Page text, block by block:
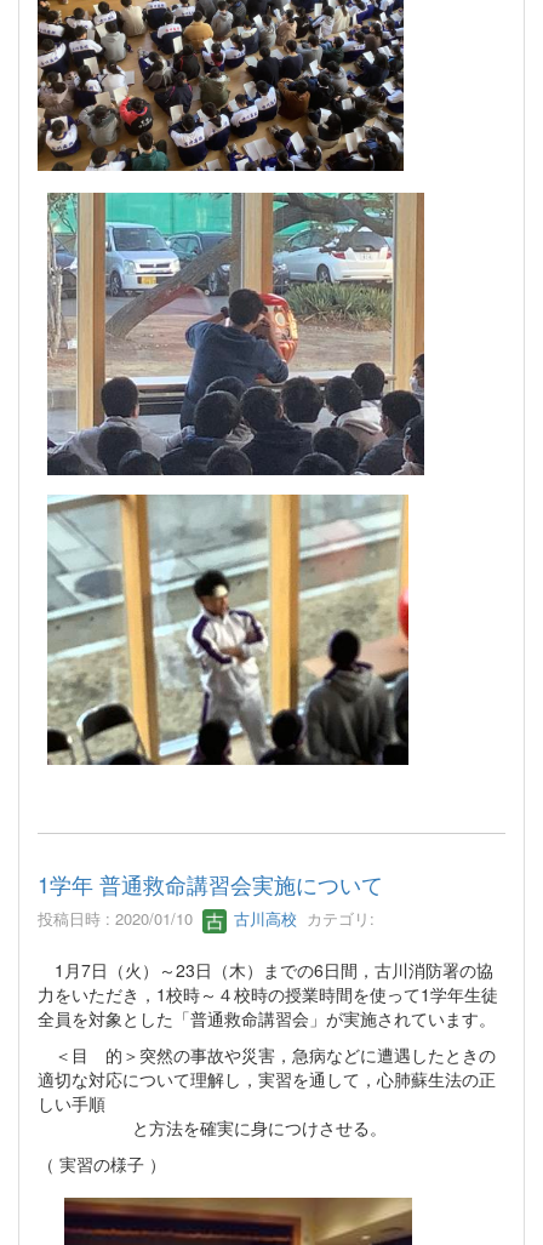
1学年 普通救命講習会実施について
投稿日時 : 2020/01/10 古川高校 カテゴリ:
1月7日（火）～23日（木）までの6日間，古川消防署の協
力をいただき，1校時～４校時の授業時間を使って1学年生徒
全員を対象とした「普通救命講習会」が実施されています。
＜目 的＞突然の事故や災害，急病などに遭遇したときの
適切な対応について理解し，実習を通して，心肺蘇生法の正
しい手順
と方法を確実に身につけさせる。
（ 実習の様子 ）